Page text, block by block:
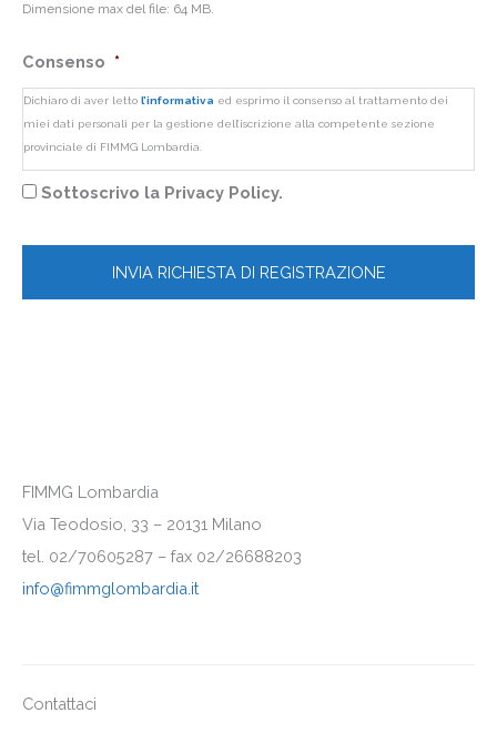
Dimensione max del file: 64 MB.
Consenso *
Dichiaro di aver letto l’informativa ed esprimo il consenso al trattamento dei
miei dati personali per la gestione dell’iscrizione alla competente sezione
provinciale di FIMMG Lombardia.
Sottoscrivo la Privacy Policy.
FIMMG Lombardia
Via Teodosio, 33 – 20131 Milano
tel. 02/70605287 – fax 02/26688203
info@fimmglombardia.it
Contattaci